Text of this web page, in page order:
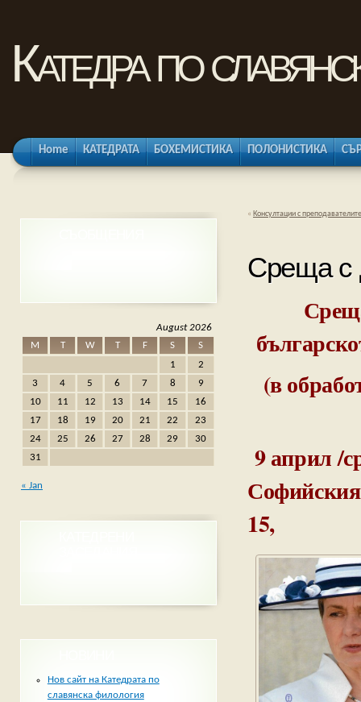
Катедра по
Home КАТЕДРАТА БОХЕМИСТИКА ПОЛОНИСТИКА
« Консултации с
Среща с
(в
9 април /
15,
August 2026
M
T W T F S
S
1
2
3
4 5 6 7 8
9
10
11 12 13 14 15
16
17
18 19 20 21 22
23
24
25 26 27 28 29
30
31
« Jan
Нов сайт на Катедрата по
славянска филология